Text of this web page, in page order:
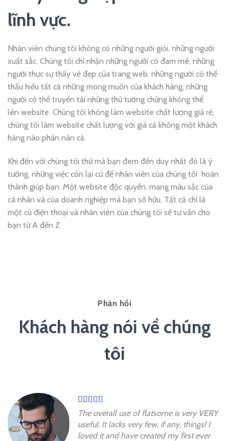
lĩnh vực.
Nhân viên chúng tôi không có những người giỏi, những người
xuất sắc. Chúng tôi chỉ nhận những người có đam mê, những
người thực sự thấy vẻ đẹp của trang web, những người có thể
thấu hiểu tất cả những mong muốn của khách hàng, những
người có thể truyền tải những thứ tưởng chừng không thể
lên website. Chúng tôi không làm website chất lượng giá rẻ,
chúng tôi làm website chất lượng với giá cả không một khách
hàng nào phàn nàn cả.
Khi đến với chúng tôi thứ mà bạn đem đến duy nhất đó là ý
tưởng, những việc còn lại cứ để nhân viên của chúng tôi hoàn
thành giúp bạn. Một website độc quyền, mang màu sắc của
cá nhân và của doanh nghiệp mà bạn sở hữu. Tất cả chỉ là
một cú điện thoại và nhân viên của chúng tôi sẽ tư vấn cho
bạn từ A đến Z
Phản hồi
Khách hàng nói về chúng
tôi
The overall use of flatsome is very VERY
useful. It lacks very few, if any, things! I
loved it and have created my first ever